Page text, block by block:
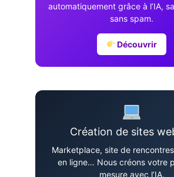
automatiquement grâce à l’IA,
sans spam.
Découvrir
Création de sites
Marketplace, site de
en ligne… Nous créons votre
mesure avec l’IA.